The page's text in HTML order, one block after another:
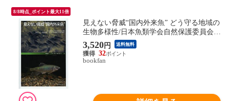
8/8時点_ポイント最大11倍
見えない脅威“国内外来魚” どう守る地域の
生物多様性/日本魚類学会自然保護委員会/
向井貴彦/鬼倉徳雄
3,520円 送料無料
32
bookfan